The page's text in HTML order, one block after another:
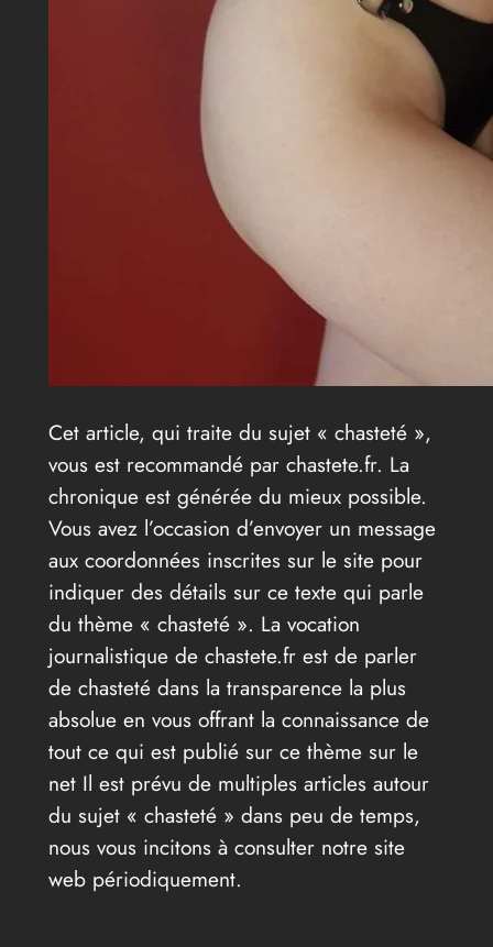
Cet article, qui traite du sujet « chasteté »,
vous est recommandé par chastete.fr. La
chronique est générée du mieux possible.
Vous avez l’occasion d’envoyer un message
aux coordonnées inscrites sur le site pour
indiquer des détails sur ce texte qui parle
du thème « chasteté ». La vocation
journalistique de chastete.fr est de parler
de chasteté dans la transparence la plus
absolue en vous offrant la connaissance de
tout ce qui est publié sur ce thème sur le
net Il est prévu de multiples articles autour
du sujet « chasteté » dans peu de temps,
nous vous incitons à consulter notre site
web périodiquement.